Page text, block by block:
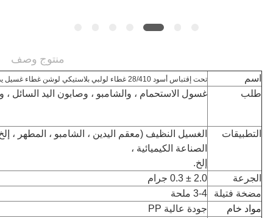
منتوج وصف
اسم تحت إقتباس أسود 28/410 غطاء لولبي بلاستيكي لوشن غطاء غسيل يدوي مضخة جيت الساخن بيع المنتج
طلب غسول الاستحمام ، والشامبو ، وصابون اليد
التطبيقات
الغسيل النظيف (معقم اليدين ، الشامبو ، المطهر
الصناعة الكيميائية ،
إلخ.
الجرعة
2.0 ± 0.3 جرام
مضخة فتيلة
3-4 ملحة
مواد خام
جودة عالية PP